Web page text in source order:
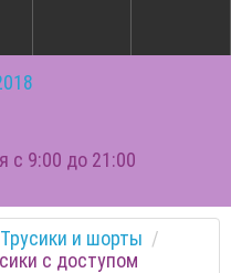
с 9:00 до 21:00
Трусики и шорты
с доступом